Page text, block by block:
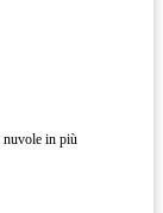
in più